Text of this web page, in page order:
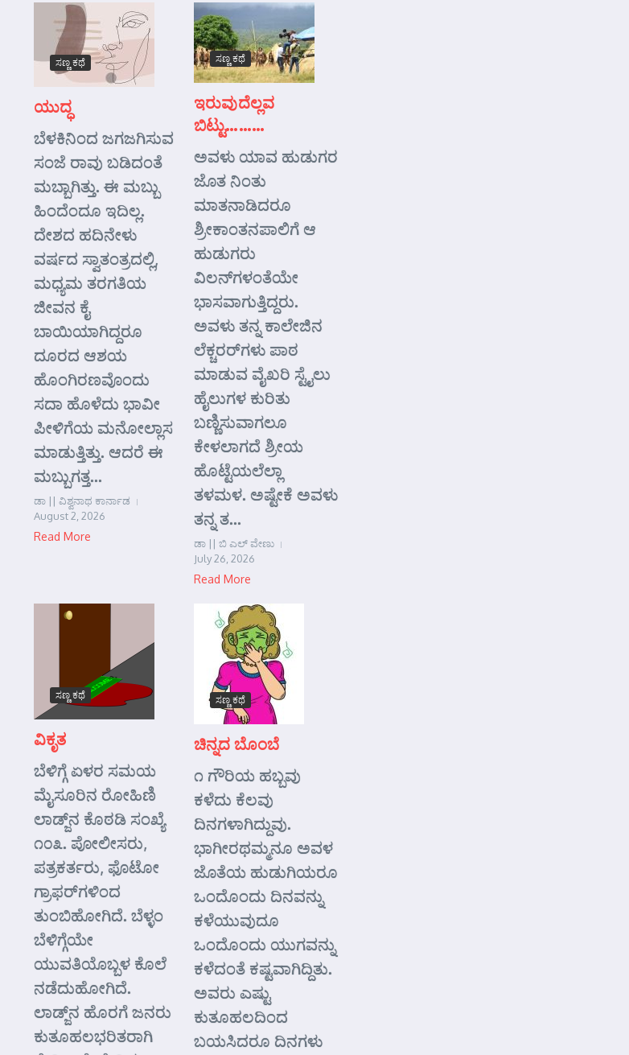
ಸಣ್ಣ ಕಥೆ
ಯುದ್ಧ
ಬೆಳಕಿನಿಂದ ಜಗಜಗಿಸುವ
ಸಂಜೆ ರಾವು ಬಡಿದಂತೆ
ಮಬ್ಬಾಗಿತ್ತು. ಈ ಮಬ್ಬು
ಹಿಂದೆಂದೂ ಇದಿಲ್ಲ.
ದೇಶದ ಹದಿನೇಳು
ವರ್ಷದ ಸ್ವಾತಂತ್ರದಲ್ಲಿ,
ಮಧ್ಯಮ ತರಗತಿಯ
ಜೀವನ ಕೈ
ಬಾಯಿಯಾಗಿದ್ದರೂ
ದೂರದ ಆಶಯ
ಹೊಂಗಿರಣವೊಂದು
ಸದಾ ಹೊಳೆದು ಭಾವೀ
ಪೀಳಿಗೆಯ ಮನೋಲ್ಲಾಸ
ಮಾಡುತ್ತಿತ್ತು. ಆದರೆ ಈ
ಮಬ್ಬುಗತ್ತ...
ಡಾ || ವಿಶ್ವನಾಥ ಕಾರ್ನಾಡ
August 2, 2026
Read More
ಸಣ್ಣ ಕಥೆ
ಇರುವುದೆಲ್ಲವ
ಬಿಟ್ಟು………
ಅವಳು ಯಾವ ಹುಡುಗರ
ಜೊತ ನಿಂತು
ಮಾತನಾಡಿದರೂ
ಶ್ರೀಕಾಂತನಪಾಲಿಗೆ ಆ
ಹುಡುಗರು
ವಿಲನ್‌ಗಳಂತೆಯೇ
ಭಾಸವಾಗುತ್ತಿದ್ದರು.
ಅವಳು ತನ್ನ ಕಾಲೇಜಿನ
ಲೆಕ್ಚರರ್‌ಗಳು ಪಾಠ
ಮಾಡುವ ವೈಖರಿ ಸ್ಟೈಲು
ಹೈಲುಗಳ ಕುರಿತು
ಬಣ್ಣಿಸುವಾಗಲೂ
ಕೇಳಲಾಗದೆ ಶ್ರೀಯ
ಹೊಟ್ಟೆಯಲೆಲ್ಲಾ
ತಳಮಳ. ಅಷ್ಟೇಕೆ ಅವಳು
ತನ್ನ ತ...
ಡಾ || ಬಿ ಎಲ್ ವೇಣು
July 26, 2026
Read More
ಸಣ್ಣ ಕಥೆ
ವಿಕೃತ
ಬೆಳಿಗ್ಗೆ ಏಳರ ಸಮಯ
ಮೈಸೂರಿನ ರೋಹಿಣಿ
ಲಾಡ್ಜ್‌ನ ಕೊಠಡಿ ಸಂಖ್ಯೆ
೧೦೩. ಪೋಲೀಸರು,
ಪತ್ರಕರ್ತರು, ಫೊಟೋ
ಗ್ರಾಫರ್‌ಗಳಿಂದ
ತುಂಬಿಹೋಗಿದೆ. ಬೆಳ್ಳಂ
ಬೆಳಿಗ್ಗೆಯೇ
ಯುವತಿಯೊಬ್ಬಳ ಕೊಲೆ
ನಡೆದುಹೋಗಿದೆ.
ಲಾಡ್ಜ್‌ನ ಹೊರಗೆ ಜನರು
ಕುತೂಹಲಭರಿತರಾಗಿ
ಸಣ್ಣ ಕಥೆ
ಚಿನ್ನದ ಬೊಂಬೆ
೧ ಗೌರಿಯ ಹಬ್ಬವು
ಕಳೆದು ಕೆಲವು
ದಿನಗಳಾಗಿದ್ದುವು.
ಭಾಗೀರಥಮ್ಮನೂ ಅವಳ
ಜೊತೆಯ ಹುಡುಗಿಯರೂ
ಒಂದೊಂದು ದಿನವನ್ನು
ಕಳೆಯುವುದೂ
ಒಂದೊಂದು ಯುಗವನ್ನು
ಕಳೆದಂತೆ ಕಷ್ಟವಾಗಿದ್ದಿತು.
ಅವರು ಎಷ್ಟು
ಕುತೂಹಲದಿಂದ
ಬಯಸಿದರೂ ದಿನಗಳು